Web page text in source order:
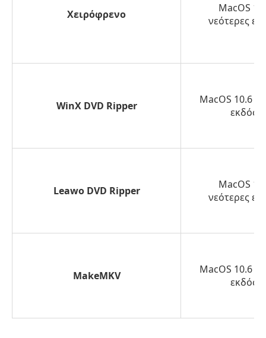
Master
Χειρόφρενο
MacOS
νεότερες
WinX DVD Ripper
MacOS 10.6 ή
Leawo DVD Ripper
MacOS
νεότερες
MakeMKV
MacOS 10.6 ή